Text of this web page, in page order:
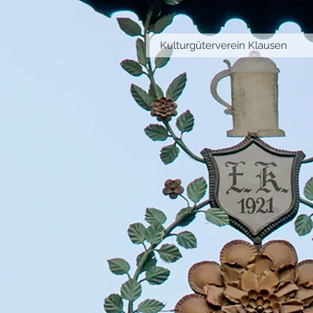
Kulturgüterverein Klausen